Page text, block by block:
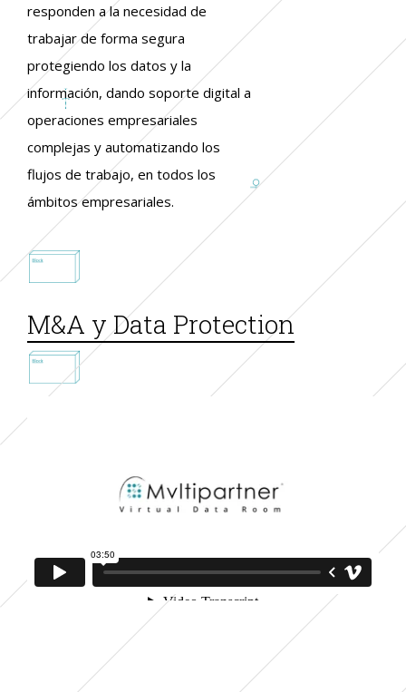
responden a la necesidad de
trabajar de forma segura
protegiendo los datos y la
información, dando soporte digital a
operaciones empresariales
complejas y automatizando los
flujos de trabajo, en todos los
ámbitos empresariales.
M&A y Data Protection